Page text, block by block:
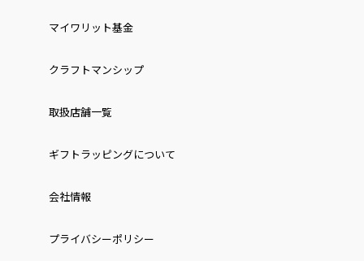
マイワリット基金
クラフトマンシップ
取扱店舗一覧
ギフトラッピングについて
会社情報
プライバシーポリシー